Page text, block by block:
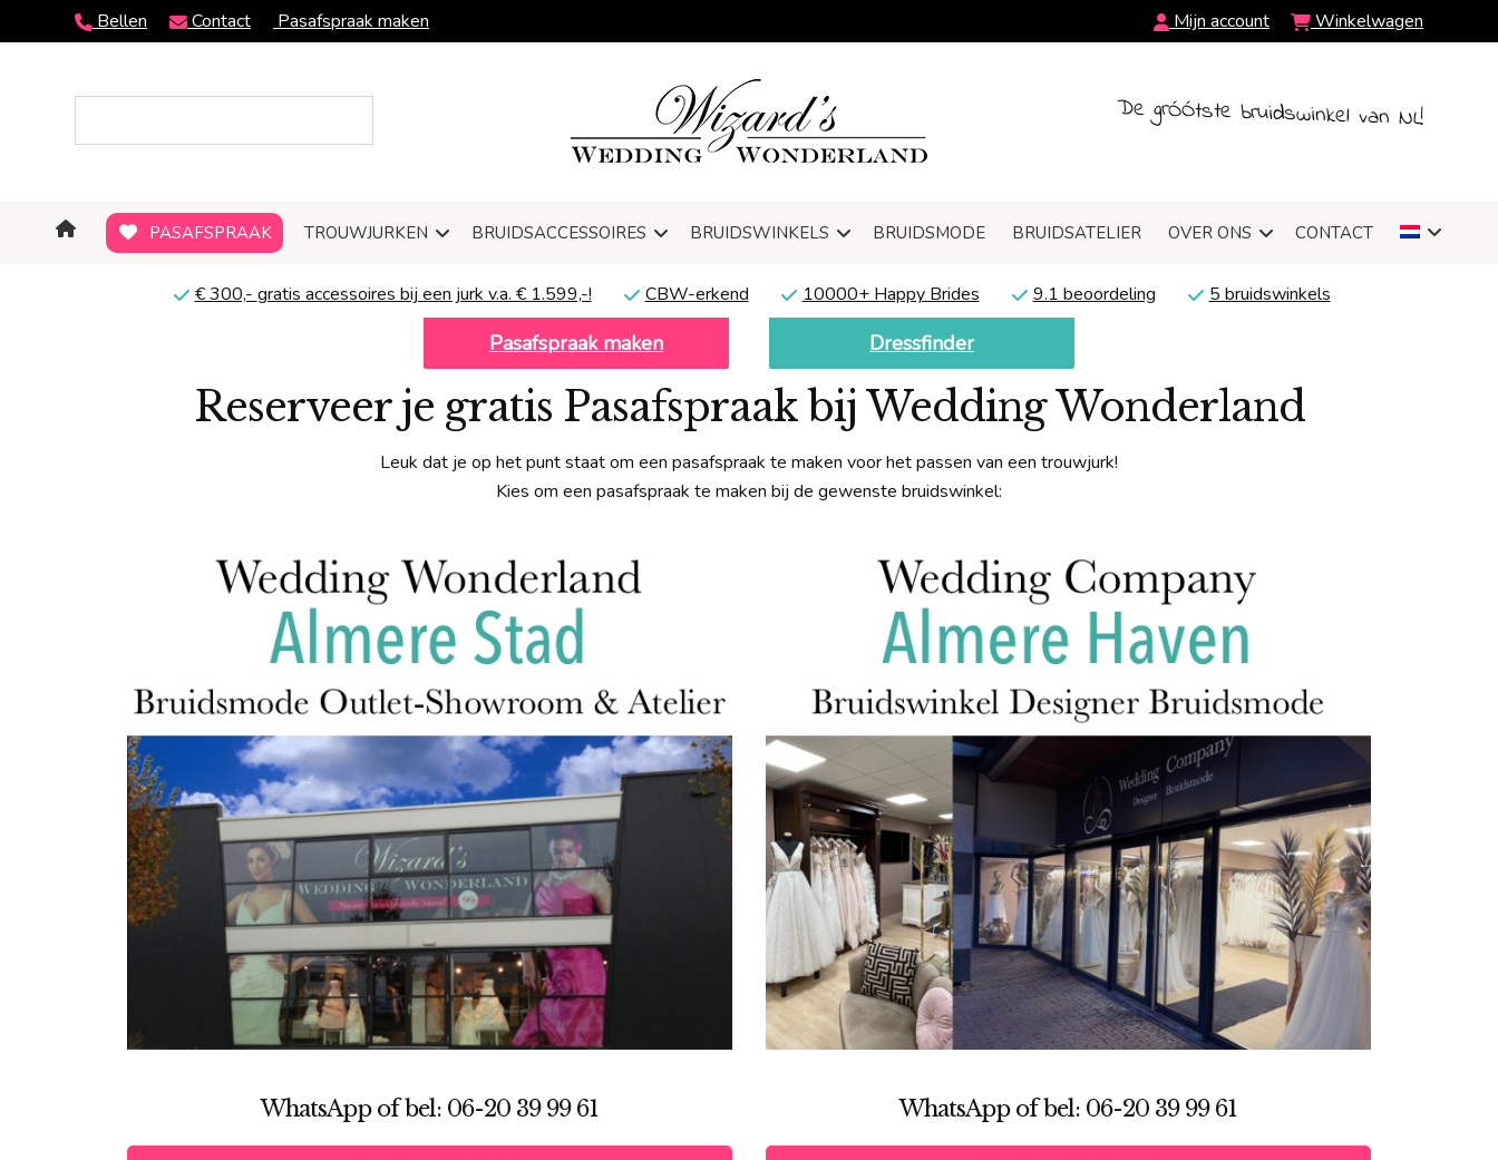
Bellen Contact Pasafspraak maken Mijn account Winkelwagen
De grÓÓtste bruidswinkel van NL!
PASAFSPRAAK TROUWJURKEN BRUIDSACCESSOIRES BRUIDSWINKELS BRUIDSMODE BRUIDSATELIER OVER ONS CONTACT
€ 300,- gratis accessoires bij een jurk v.a. € 1.599,-! CBW-erkend 10000+ Happy Brides 9.1 beoordeling 5 bruidswinkels
Pasafspraak maken Dressfinder
Reserveer je gratis Pasafspraak bij Wedding Wonderland
Leuk dat je op het punt staat om een pasafspraak te maken voor het passen van een trouwjurk!
Kies om een pasafspraak te maken bij de gewenste bruidswinkel:
WhatsApp of bel: 06-20 39 99 61 WhatsApp of bel: 06-20 39 99 61